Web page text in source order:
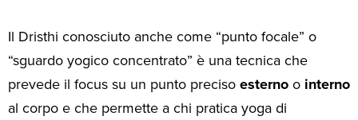
Il Dristhi conosciuto anche come “punto focale” o
“sguardo yogico concentrato” è una tecnica che
prevede il focus su un punto preciso esterno o interno
al corpo e che permette a chi pratica yoga di